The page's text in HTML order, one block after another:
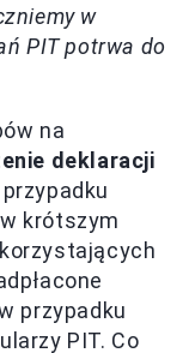
w
PIT potrwa do
na
deklaracji
krótszym
przypadku
PIT. Co